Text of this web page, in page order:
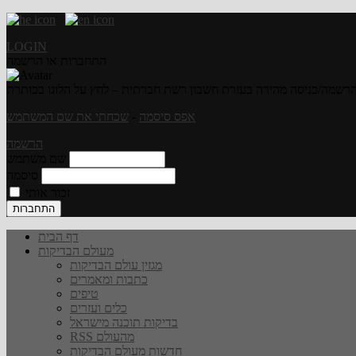
LOGIN
אפס סיסמה
שכחתי את שם המשתמש
הרשמה
דף הבית
מעולם הבדיקות
מגזין עולם הבדיקות
כתבות ומאמרים
טיפים
כלים ועזרים
בדיקות תוכנה מישראל
RSS מהעולם
חדשות מעולם הבדיקות